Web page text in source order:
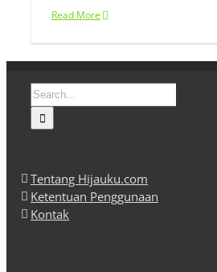
Read More
Search
for:
Tentang Hijauku.com
Ketentuan Penggunaan
Kontak